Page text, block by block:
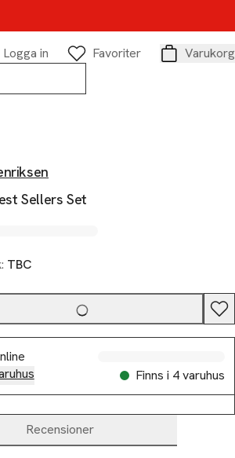
Logga in
Favoriter
Varukorg
Sellers Set
TBC
Finns i 4 varuhus
Recensioner